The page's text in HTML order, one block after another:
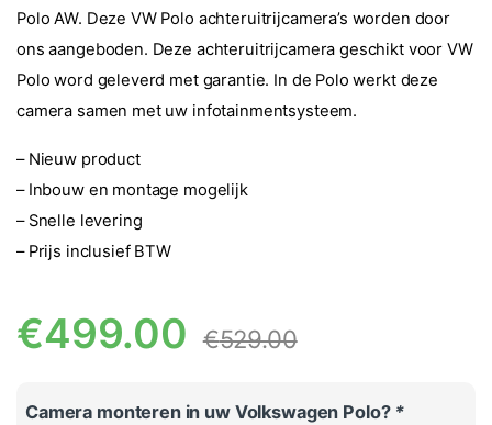
Polo AW. Deze VW Polo achteruitrijcamera’s worden door
ons aangeboden. Deze achteruitrijcamera geschikt voor VW
Polo word geleverd met garantie. In de Polo werkt deze
camera samen met uw infotainmentsysteem.
– Nieuw product
– Inbouw en montage mogelijk
– Snelle levering
– Prijs inclusief BTW
€499.00 €529.00
Camera monteren in uw Volkswagen Polo? *